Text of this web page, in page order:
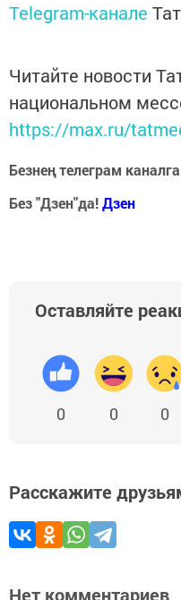
Telegram-канале
Читайте новости
национальном
https://max.ru/
Безнең телеграм
Без "Дзен"да!Дзен
Оставляйте
0 0 0
Расскажите
Нет комментариев